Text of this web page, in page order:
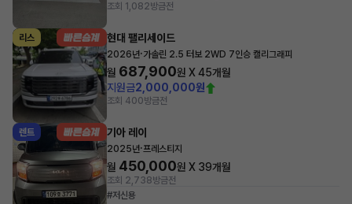
조회 1,082방금전
리스 현대 팰리세이드
2026년·가솔린 2.5 터보 2WD 7인승 캘리그래피
월 687,900원 X45개월
지원금2,000,000원
조회 400방금전
렌트 기아 레이
2025년·프레스티지
월 450,000원 X 39개월
조회 2,738방금전
#저신용